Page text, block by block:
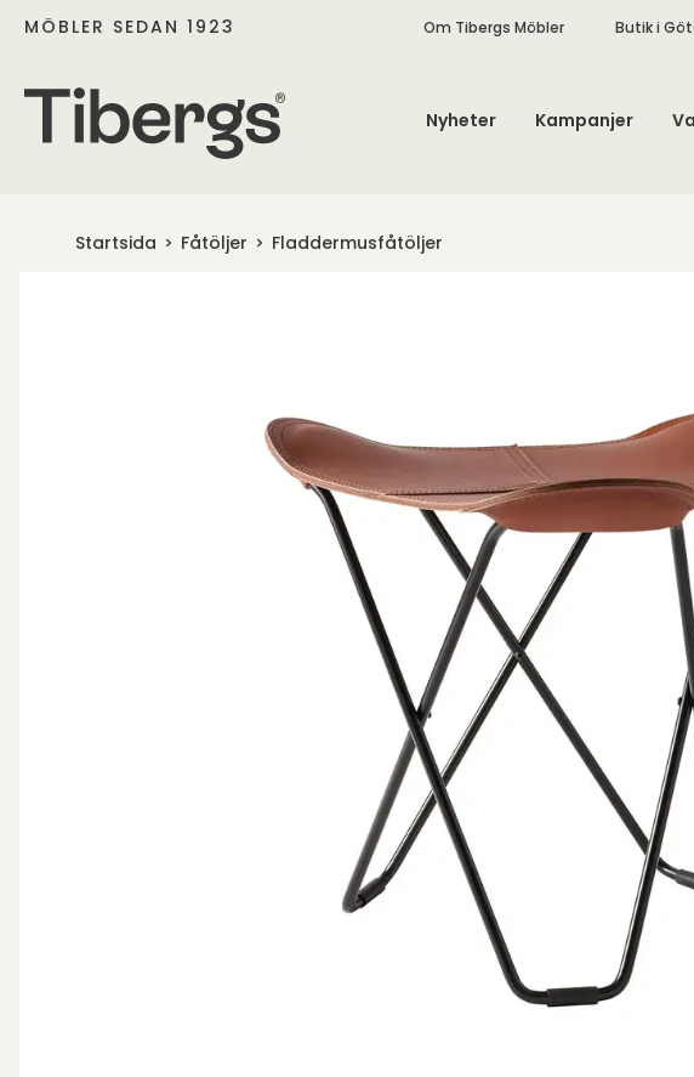
MÖBLER SEDAN 1923 Om Tibergs Möbler Butik i
Nyheter Kampanjer
Startsida Fåtöljer Fladdermusfåtöljer